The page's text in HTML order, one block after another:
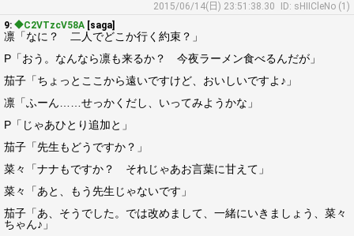
2015/06/14(日) 23:51:38.30
ID: sHIICleNo (1)
9: ◆C2VTzcV58A [saga]
凛「なに？ 二人でどこか行く約束？」
P「おう。なんなら凛も来るか？ 今夜ラーメン食べるんだが」
茄子「ちょっとここから遠いですけど、おいしいですよ♪」
凛「ふーん……せっかくだし、いってみようかな」
P「じゃあひとり追加と」
茄子「先生もどうですか？」
菜々「ナナもですか？ それじゃあお言葉に甘えて」
菜々「あと、もう先生じゃないです」
茄子「あ、そうでした。では改めまして、一緒にいきましょう、菜々
ちゃん♪」